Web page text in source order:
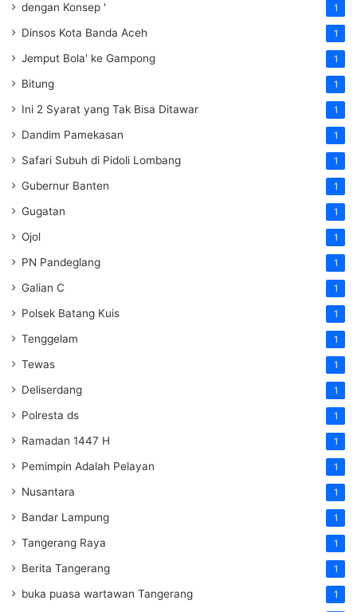
dengan Konsep ' 1
Dinsos Kota Banda Aceh 1
Jemput Bola' ke Gampong 1
Bitung 1
Ini 2 Syarat yang Tak Bisa Ditawar 1
Dandim Pamekasan 1
Safari Subuh di Pidoli Lombang 1
Gubernur Banten 1
Gugatan 1
Ojol 1
PN Pandeglang 1
Galian C 1
Polsek Batang Kuis 1
Tenggelam 1
Tewas 1
Deliserdang 1
Polresta ds 1
Ramadan 1447 H 1
Pemimpin Adalah Pelayan 1
Nusantara 1
Bandar Lampung 1
Tangerang Raya 1
Berita Tangerang 1
buka puasa wartawan Tangerang 1